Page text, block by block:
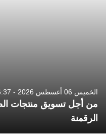
الخميس 06 أغسطس 2026 - 6:37
من أجل تسويق منتجات
الرقمنة